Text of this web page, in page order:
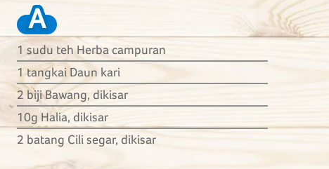
A
1 sudu teh Herba campuran
1 tangkai Daun kari
2 biji Bawang, dikisar
10g Halia, dikisar
2 batang Cili segar, dikisar